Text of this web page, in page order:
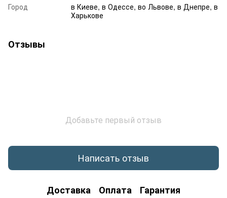
Город
в Киеве, в Одессе, во Львове, в Днепре, в
Харькове
Отзывы
Добавьте первый отзыв
Написать отзыв
Доставка Оплата Гарантия